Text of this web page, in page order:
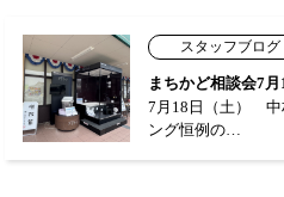
スタッフブログ
まちかど相談会7
7月18日（土） 中
ング恒例の…